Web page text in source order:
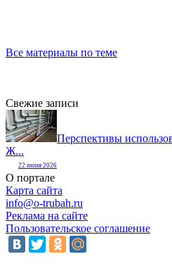
Все материалы по теме
Свежие записи
Перспективы
Ж...
22 июня 2026
О портале
Карта сайта
info@o-trubah.ru
Реклама на сайте
Пользовательское соглашение